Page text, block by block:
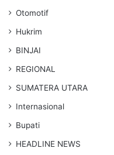
Otomotif
Hukrim
BINJAI
REGIONAL
SUMATERA UTARA
Internasional
Bupati
HEADLINE NEWS